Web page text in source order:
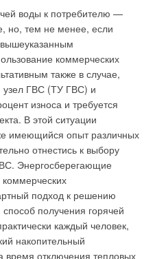
воды к потребителю —
но, тем не менее, если
коммерческих
также в случае,
узел ГВС (ТУ ГВС) и
износа и требуется
В этой ситуации
имеющийся опыт различных
отнестись к выбору
Энергосберегающие
подход к решению
получения горячей
каждый человек,
накопительный
время отключения тепловых
%. Самой передовой
Германия. Немцы всегда
деньги, и в случае с
государство решило слегка
нужное русло, разработав
[1], и в течение вот уже
в него поправки,
угрозой штрафных
здания больше
газа, дизеля,
и прочих исчерпаемых
предлагается либо
ресурсозатратной техникой
котлы), либо
батареи и «ветряки».
в расчетах между
«тринадцатой
квартировладельцам раз
организации затраты
в течение года объемов
небаланса в большинстве
утечки и
сети за
потребление воды
водосчетчики.
водосчетчиков
водосчетчик
задачи — измерений
период (месяц) при
расходов. Этот
на прибор и